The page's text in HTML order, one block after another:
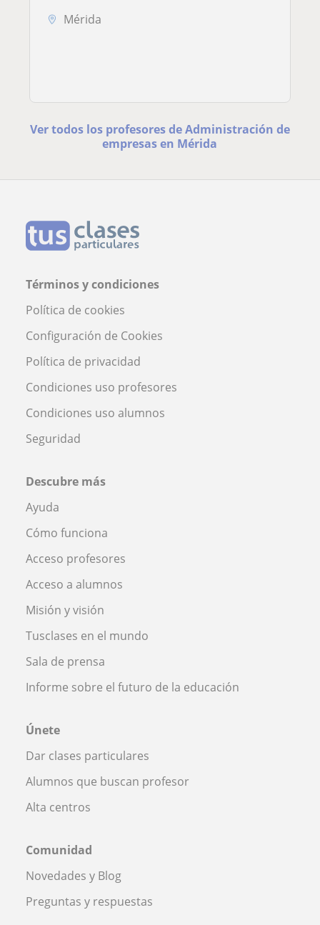
Mérida
Ver todos los profesores de Administración de
empresas en Mérida
Términos y condiciones
Política de cookies
Configuración de Cookies
Política de privacidad
Condiciones uso profesores
Condiciones uso alumnos
Seguridad
Descubre más
Ayuda
Cómo funciona
Acceso profesores
Acceso a alumnos
Misión y visión
Tusclases en el mundo
Sala de prensa
Informe sobre el futuro de la educación
Únete
Dar clases particulares
Alumnos que buscan profesor
Alta centros
Comunidad
Novedades y Blog
Preguntas y respuestas